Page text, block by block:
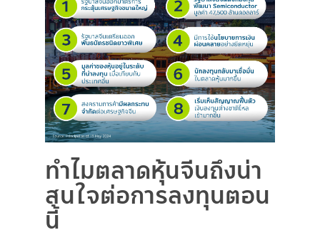
ทำไมตลาดหุ้นจีนถึงน่า
สนใจต่อการลงทุนตอน
นี้